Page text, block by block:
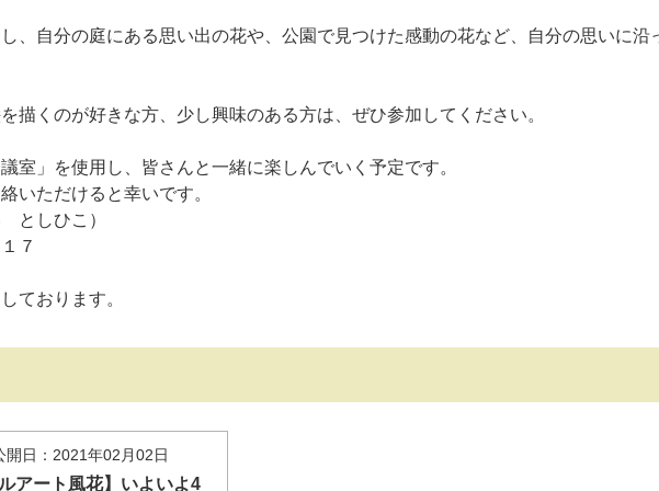
、自分の庭にある思い出の花や、公園で見つけた感動の花など、自分の思いに沿
描くのが好きな方、少し興味のある方は、ぜひ参加してください。
室」を使用し、皆さんと一緒に楽しんでいく予定です。
いただけると幸いです。
しひこ）
７
ております。
開日：2021年02月02日
アート風花】いよいよ4